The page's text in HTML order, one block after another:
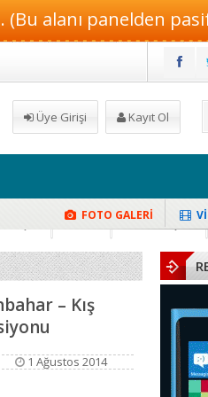
(Bu alanı panelden
Üye Girişi Kayıt Ol
Moda Dekorasyon
FOTO GALERİ
– Kış
1 Ağustos 2014